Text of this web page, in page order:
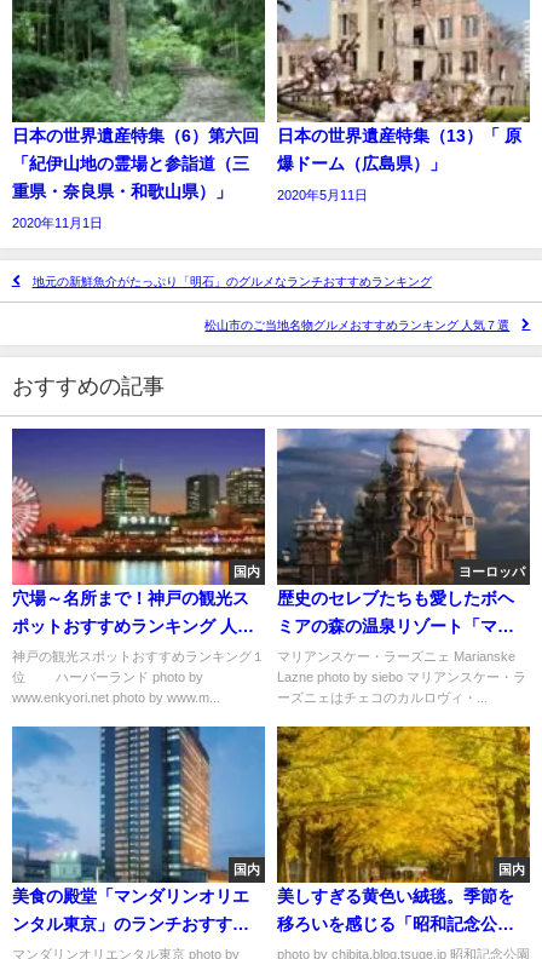
日本の世界遺産特集（6）第六回
「紀伊山地の霊場と参詣道（三
重県・奈良県・和歌山県）」
2020年11月1日
日本の世界遺産特集（13）「 原
爆ドーム（広島県）」
2020年5月11日
地元の新鮮魚介がたっぷり「明石」のグルメなランチおすすめランキング
松山市のご当地名物グルメおすすめランキング 人気７選
おすすめの記事
国内
穴場～名所まで！神戸の観光ス
ポットおすすめランキング 人気
７選
神戸の観光スポットおすすめランキング１
位 ハーバーランド photo by
www.enkyori.net photo by www.m...
ヨーロッパ
歴史のセレブたちも愛したボヘ
ミアの森の温泉リゾート「マリ
アンスケー・ラーズニェ」
マリアンスケー・ラーズニェ Marianske
Lazne photo by siebo マリアンスケー・ラ
ーズニェはチェコのカルロヴィ・...
国内
美食の殿堂「マンダリンオリエ
ンタル東京」のランチおすすめ
３選
マンダリンオリエンタル東京 photo by
国内
美しすぎる黄色い絨毯。季節を
移ろいを感じる「昭和記念公
園」がとても魅力的。
photo by chibita.blog.tsuge.jp 昭和記念公園